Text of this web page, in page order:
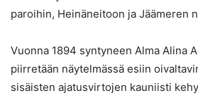
paroihin, Heinäneitoon ja Jäämeren
Vuonna 1894 syntyneen Alma Alina
piirretään näytelmässä esiin
sisäisten ajatusvirtojen kauniisti